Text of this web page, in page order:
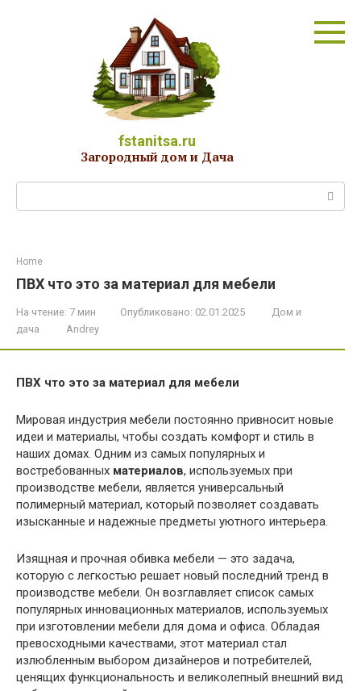
fstanitsa.ru
Загородный дом и Дача
Home
ПВХ что это за материал для мебели
На чтение: 7 мин Опубликовано: 02.01.2025
Дом и
дача
Andrey
ПВХ что это за материал для мебели
Мировая индустрия мебели постоянно привносит новые
идеи и материалы, чтобы создать комфорт и стиль в
наших домах. Одним из самых популярных и
востребованных материалов, используемых при
производстве мебели, является универсальный
полимерный материал, который позволяет создавать
изысканные и надежные предметы уютного интерьера.
Изящная и прочная обивка мебели — это задача,
которую с легкостью решает новый последний тренд в
производстве мебели. Он возглавляет список самых
популярных инновационных материалов, используемых
при изготовлении мебели для дома и офиса. Обладая
превосходными качествами, этот материал стал
излюбленным выбором дизайнеров и потребителей,
ценящих функциональность и великолепный внешний вид